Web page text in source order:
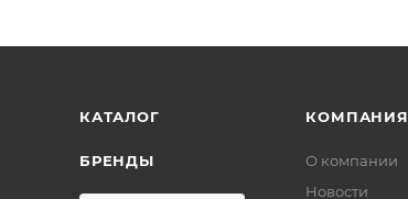
КАТАЛОГ
БРЕНДЫ
КОМПАНИЯ
О компании
Новости